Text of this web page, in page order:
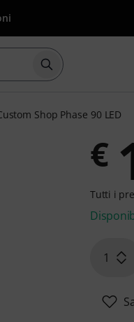
Avviare la
Shop Phase 90 LED
€
Tutti i
1